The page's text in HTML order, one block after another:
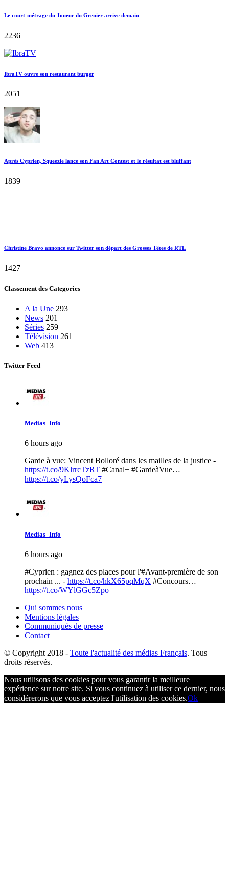
Le court-métrage du Joueur du Grenier arrive demain
2236
IbraTV ouvre son restaurant burger
2051
Après Cyprien, Squeezie lance son Fan Art Contest et le résultat est bluffant
1839
Christine Bravo annonce sur Twitter son départ des Grosses Têtes de RTL
1427
Classement des Categories
A la Une 293
News 201
Séries 259
Télévision 261
Web 413
Twitter Feed
Medias_Info
6 hours ago
Garde à vue: Vincent Bolloré dans les mailles de la justice -
https://t.co/9KlrrcTzRT #Canal+ #GardeàVue…
https://t.co/yLysQoFca7
Medias_Info
6 hours ago
#Cyprien : gagnez des places pour l'#Avant-première de son
prochain ... - https://t.co/hkX65pqMqX #Concours…
https://t.co/WYlGGc5Zpo
Qui sommes nous
Mentions légales
Communiqués de presse
Contact
© Copyright 2018 - Toute l'actualité des médias Français. Tous
droits réservés.
Nous utilisons des cookies pour vous garantir la meilleure
expérience sur notre site. Si vous continuez à utiliser ce dernier, nous
considérerons que vous acceptez l'utilisation des cookies.Ok